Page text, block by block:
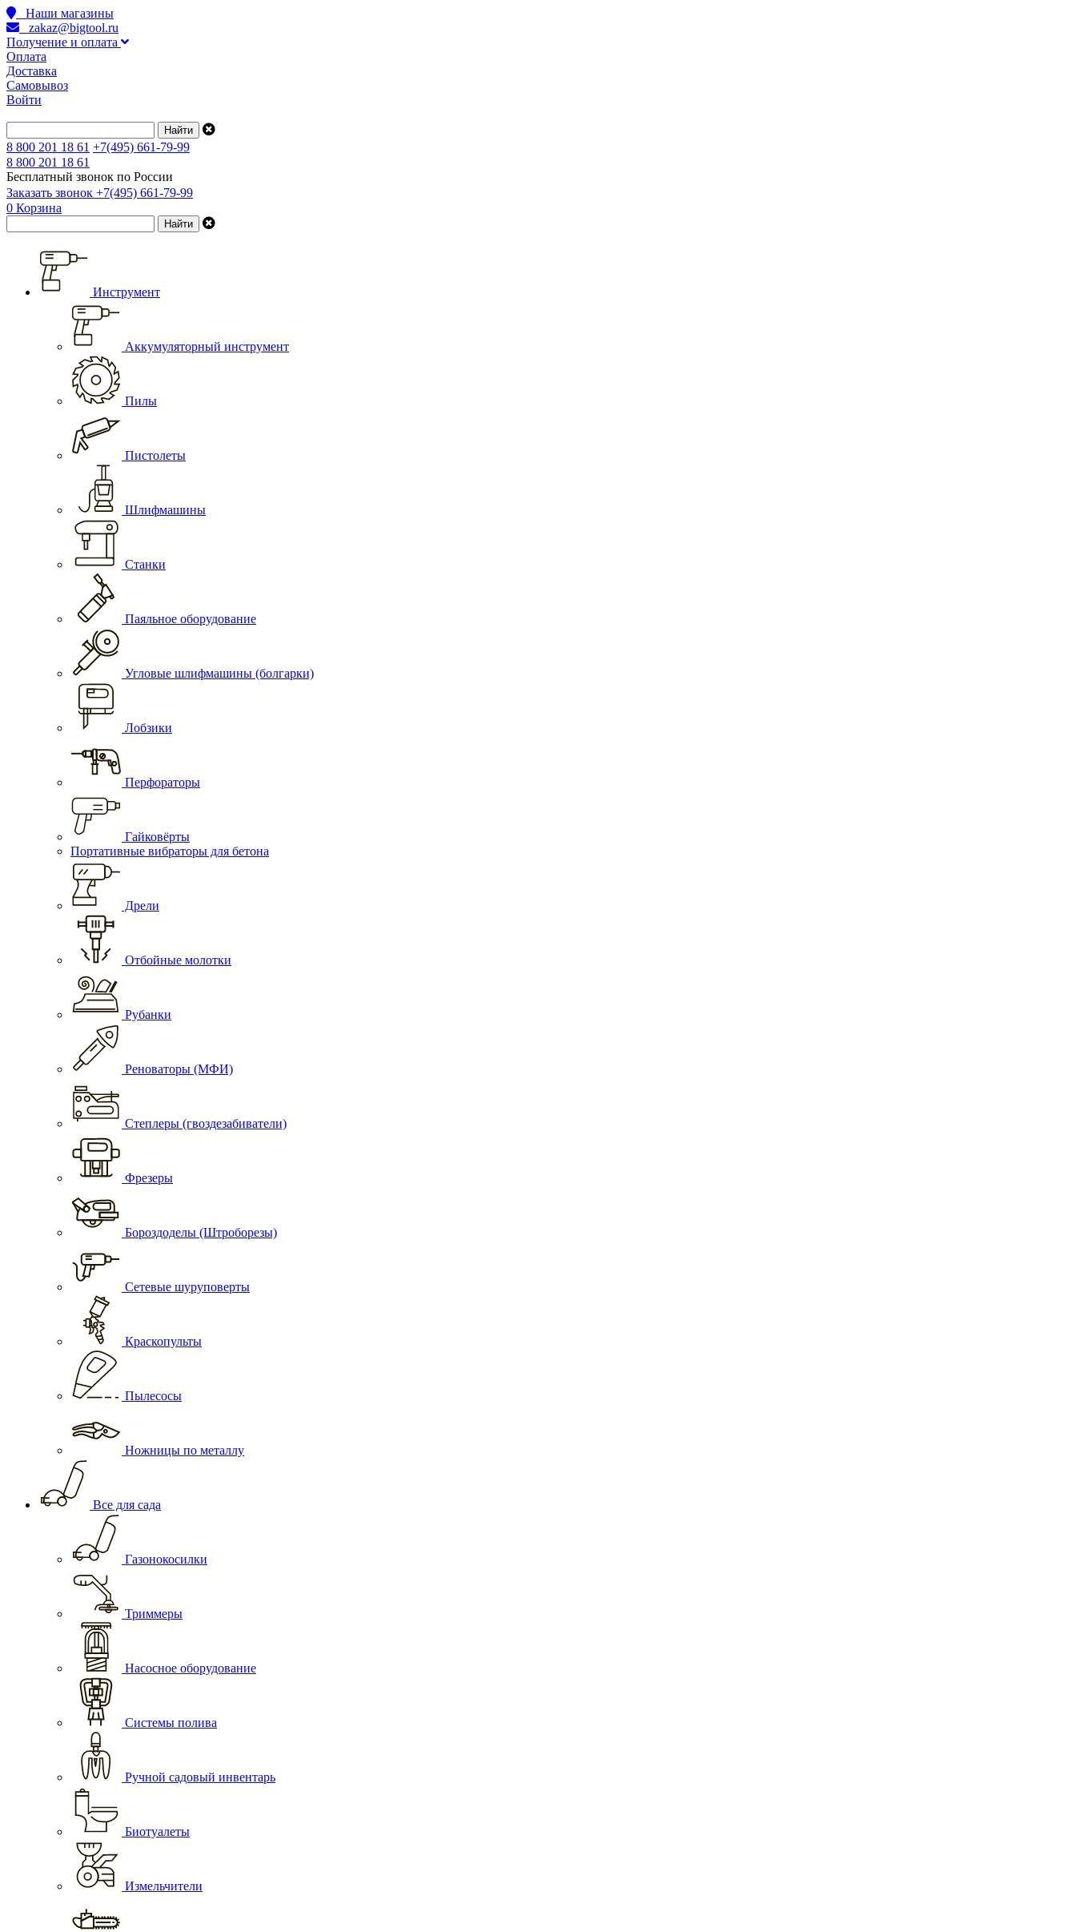
Наши магазины
zakaz@bigtool.ru
Получение и оплата
Оплата
Доставка
Самовывоз
Войти
8 800 201 18 61 +7(495) 661-79-99
8 800 201 18 61
Бесплатный звонок по России
Заказать звонок +7(495) 661-79-99
0 Корзина
Инструмент
Аккумуляторный инструмент
Пилы
Пистолеты
Шлифмашины
Станки
Паяльное оборудование
Угловые шлифмашины (болгарки)
Лобзики
Перфораторы
Гайковёрты
Портативные вибраторы для бетона
Дрели
Отбойные молотки
Рубанки
Реноваторы (МФИ)
Степлеры (гвоздезабиватели)
Фрезеры
Бороздоделы (Штроборезы)
Сетевые шуруповерты
Краскопульты
Пылесосы
Ножницы по металлу
Все для сада
Газонокосилки
Триммеры
Насосное оборудование
Системы полива
Ручной садовый инвентарь
Биотуалеты
Измельчители